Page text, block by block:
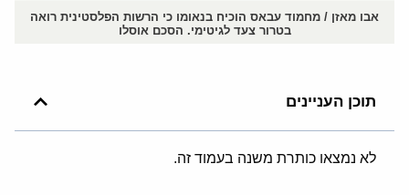
אבו מאזן / מחמוד עבאס הוכיח בנאומו כי הרשות הפלסטינית רואה
בטרור צעד לגיטימי. הסכם אוסלו
תוכן העניינים
לא נמצאו כותרת משנה בעמוד זה.